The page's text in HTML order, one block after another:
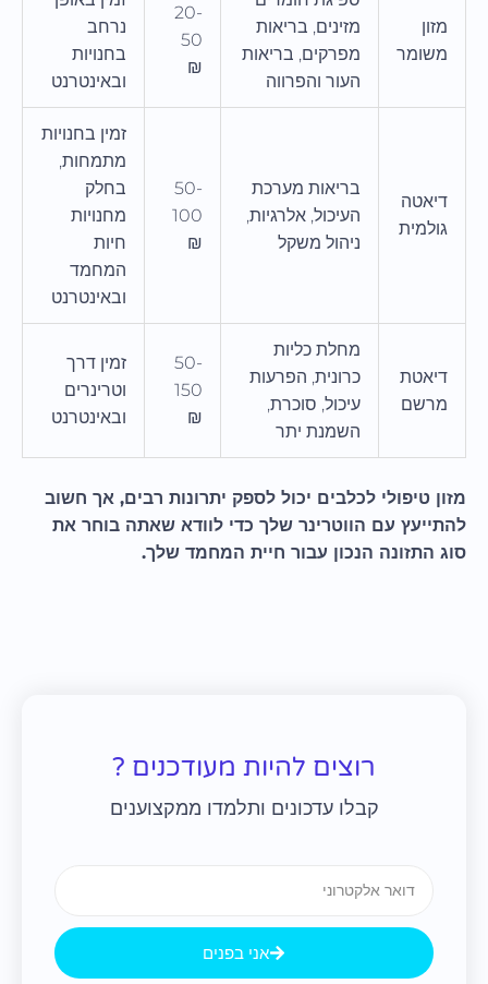
מזון
משומר
מזינים, בריאות
מפרקים, בריאות
העור והפרווה
20-
50
₪
נרחב
בחנויות
ובאינטרנט
דיאטה
גולמית
בריאות מערכת
העיכול, אלרגיות,
ניהול משקל
50-
100
₪
זמין בחנויות
מתמחות,
בחלק
מחנויות
חיות
המחמד
ובאינטרנט
דיאטת
מרשם
מחלת כליות
כרונית, הפרעות
עיכול, סוכרת,
השמנת יתר
50-
150
₪
זמין דרך
וטרינרים
ובאינטרנט
מזון טיפולי לכלבים יכול לספק יתרונות רבים, אך חשוב
להתייעץ עם הווטרינר שלך כדי לוודא שאתה בוחר את
סוג התזונה הנכון עבור חיית המחמד שלך.
רוצים להיות מעודכנים ?
קבלו עדכונים ותלמדו ממקצוענים
אני בפנים